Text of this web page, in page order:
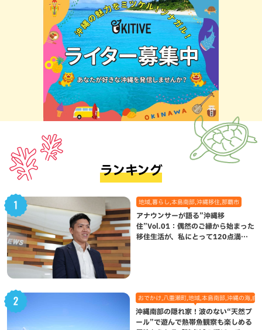
ランキング
地域,暮らし,本島南部,沖縄移住,那覇市
アナウンサーが語る”沖縄移
住”Vol.01：偶然のご縁から始まった
移住生活が、私にとって120点満点
おでかけ,八重瀬町,地域,本島南部,沖縄の海,自
沖縄南部の隠れ家！波のない“天然プ
ール”で遊んで熱帯魚観察も楽しめる